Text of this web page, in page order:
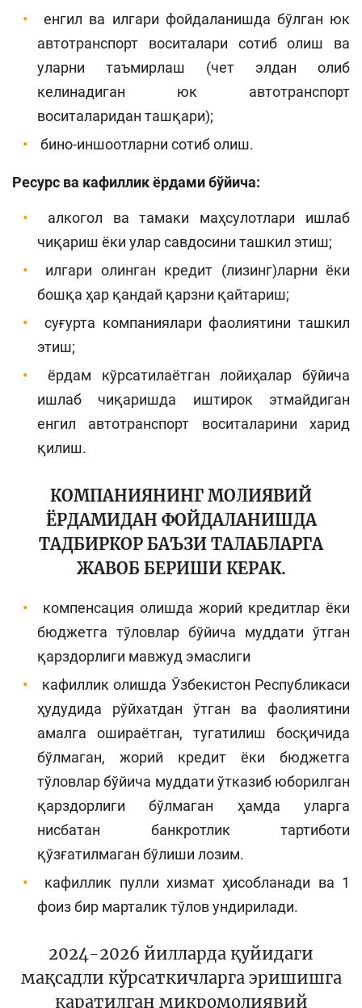
енгил ва илгари фойдаланишда бўлган юк
автотранспорт воситалари сотиб олиш ва
уларни таъмирлаш (чет элдан олиб
келинадиган юк автотранспорт
воситаларидан ташқари);
бино-иншоотларни сотиб олиш.
Ресурс ва кафиллик ёрдами бўйича:
алкогол ва тамаки маҳсулотлари ишлаб
чиқариш ёки улар савдосини ташкил этиш;
илгари олинган кредит (лизинг)ларни ёки
бошқа ҳар қандай қарзни қайтариш;
суғурта компаниялари фаолиятини ташкил
этиш;
ёрдам кўрсатилаётган лойиҳалар бўйича
ишлаб чиқаришда иштирок этмайдиган
енгил автотранспорт воситаларини харид
қилиш.
КОМПАНИЯНИНГ МОЛИЯВИЙ
ЁРДАМИДАН ФОЙДАЛАНИШДА
ТАДБИРКОР БАЪЗИ ТАЛАБЛАРГА
ЖАВОБ БЕРИШИ КЕРАК.
компенсация олишда жорий кредитлар ёки
бюджетга тўловлар бўйича муддати ўтган
қарздорлиги мавжуд эмаслиги
кафиллик олишда Ўзбекистон Республикаси
ҳудудида рўйхатдан ўтган ва фаолиятини
амалга ошираётган, тугатилиш босқичида
бўлмаган, жорий кредит ёки бюджетга
тўловлар бўйича муддати ўтказиб юборилган
қарздорлиги бўлмаган ҳамда уларга
нисбатан банкротлик тартиботи
қўзғатилмаган бўлиши лозим.
кафиллик пулли хизмат ҳисобланади ва 1
фоиз бир марталик тўлов ундирилади.
2024-2026 йилларда қуйидаги
мақсадли кўрсаткичларга эришишга
қаратилган микромолиявий